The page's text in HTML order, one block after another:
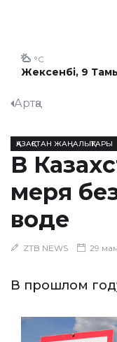
Жексенбі, 9
°C
Артқа
ҚАЗАҚСТАН ЖАҢАЛЫҚТАРЫ
В
меря
воде
ZTB NEWS 29
В прошлом